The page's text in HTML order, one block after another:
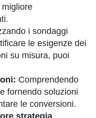
i sondaggi
le esigenze dei
su misura, puoi
Comprendendo
fornendo soluzioni
le conversioni.
strategia